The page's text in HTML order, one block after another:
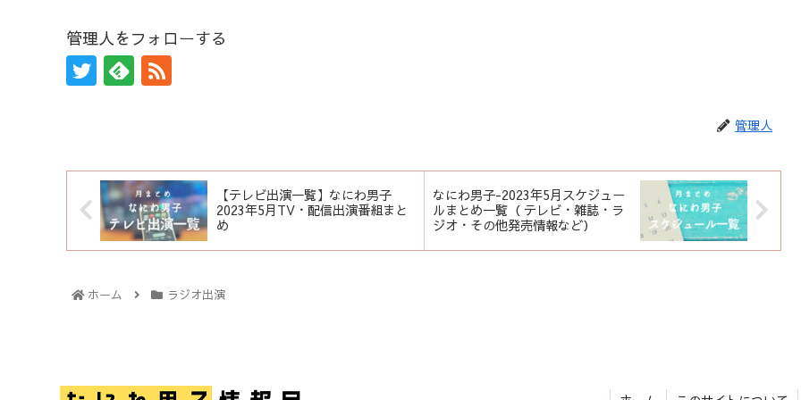
管理人をフォローする
管理人
【テレビ出演一覧】なにわ男子
2023年5月TV・配信出演番組まと
め
なにわ男子-2023年5月スケジュー
ルまとめ一覧（ テレビ・雑誌・ラ
ジオ・その他発売情報など）
ホーム ラジオ出演